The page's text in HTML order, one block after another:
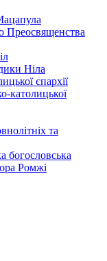
Преосвященства
Ніла
єпархії
католицької
та
богословська
Ромжі